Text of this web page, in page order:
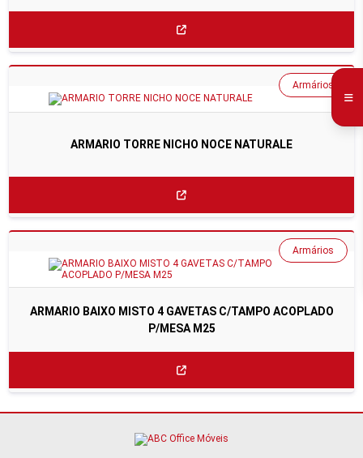
ARMARIO TORRE NICHO NOCE NATURALE
Armários
ARMARIO BAIXO MISTO 4 GAVETAS C/TAMPO ACOPLADO
P/MESA M25
Armários